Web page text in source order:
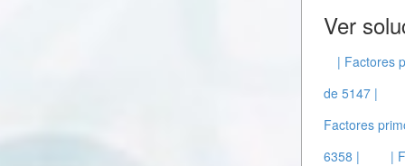
Ver
| Factores
de 5147 |
Factores
6358 |
|